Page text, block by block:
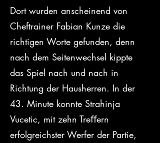
Dort wurden anscheinend von
Cheftrainer Fabian Kunze die
richtigen Worte gefunden, denn
nach dem Seitenwechsel kippte
das Spiel nach und nach in
Richtung der Hausherren. In der
43. Minute konnte Strahinja
Vucetic, mit zehn Treﬀern
erfolgreichster Werfer der Partie,